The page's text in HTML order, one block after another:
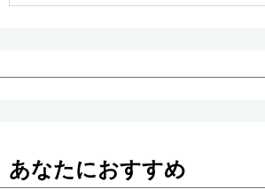
あなたにおすすめ